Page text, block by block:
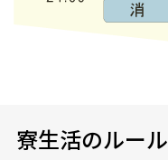
寮生活のルール